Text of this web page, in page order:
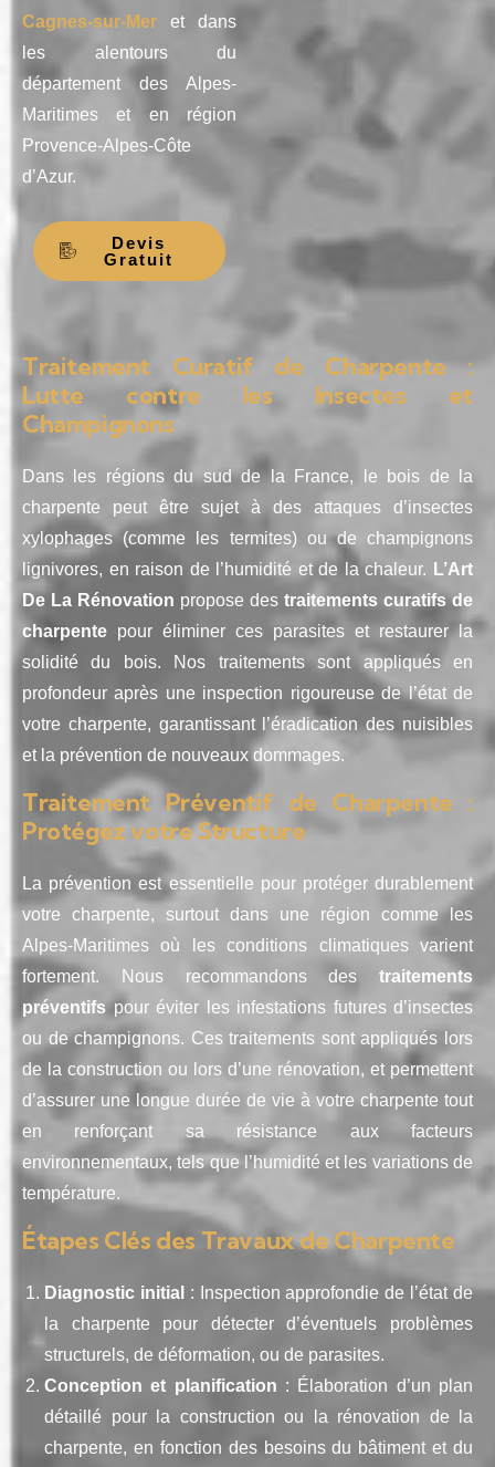
Cagnes-sur-Mer et dans
les alentours du
département des Alpes-
Maritimes et en région
Provence-Alpes-Côte
d’Azur.
Devis
Gratuit
Traitement Curatif de Charpente :
Lutte contre les Insectes et
Champignons
Dans les régions du sud de la France, le bois de la
charpente peut être sujet à des attaques d’insectes
xylophages (comme les termites) ou de champignons
lignivores, en raison de l’humidité et de la chaleur. L’Art
De La Rénovation propose des traitements curatifs de
charpente pour éliminer ces parasites et restaurer la
solidité du bois. Nos traitements sont appliqués en
profondeur après une inspection rigoureuse de l’état de
votre charpente, garantissant l’éradication des nuisibles
et la prévention de nouveaux dommages.
Traitement Préventif de Charpente :
Protégez votre Structure
La prévention est essentielle pour protéger durablement
votre charpente, surtout dans une région comme les
Alpes-Maritimes où les conditions climatiques varient
fortement. Nous recommandons des traitements
préventifspour éviter les infestations futures d’insectes
ou de champignons. Ces traitements sont appliqués lors
de la construction ou lors d’une rénovation, et permettent
d’assurer une longue durée de vie à votre charpente tout
en renforçant sa résistance aux facteurs
environnementaux, tels que l’humidité et les variations de
température.
Étapes Clés des Travaux de Charpente
Diagnostic initial : Inspection approfondie de l’état de
la charpente pour détecter d’éventuels problèmes
structurels, de déformation, ou de parasites.
Conception et planification : Élaboration d’un plan
détaillé pour la construction ou la rénovation de la
charpente, en fonction des besoins du bâtiment et du